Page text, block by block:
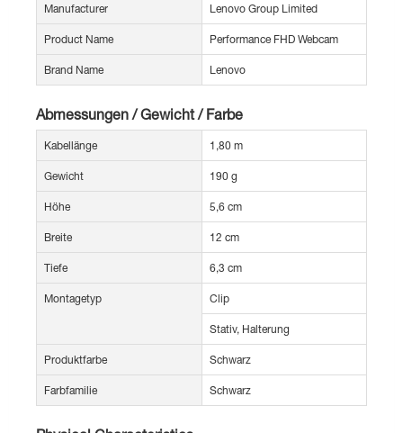
Manufacturer Lenovo Group Limited
Product Name Performance FHD Webcam
Brand Name Lenovo
Abmessungen / Gewicht / Farbe
Kabellänge 1,80 m
Gewicht 190 g
Höhe 5,6 cm
Breite 12 cm
Tiefe 6,3 cm
Montagetyp Clip
Stativ, Halterung
Produktfarbe Schwarz
Farbfamilie Schwarz